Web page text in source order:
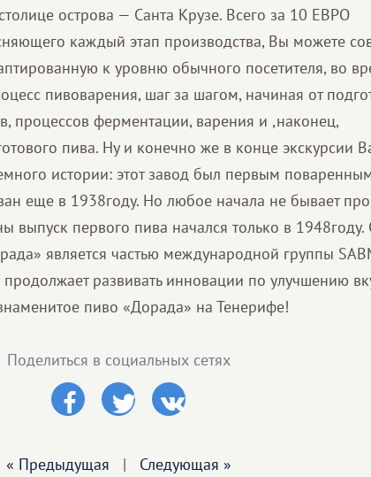
острова — Санта Крузе. Всего за 10 ЕВРО
каждый этап производства, Вы можете
к уровню обычного посетителя, во
пивоварения, шаг за шагом, начиная от
процессов ферментации, варения и ,наконец,
пива. Ну и конечно же в конце экскурсии
истории: этот завод был первым
еще в 1938году. Но любое начала не бывает
первого пива начался только в 1948году.
является частью международной группы
развивать инновации по улучшению
пиво «Дорада» на Тенерифе!
Поделиться в социальных сетях
« Предыдущая | Следующая »